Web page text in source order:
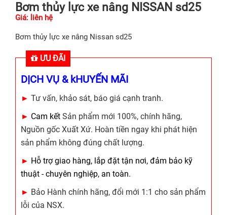
Bơm thủy lực xe nâng NISSAN sd25
Giá: liên hệ
Bơm thủy lực xe nâng Nissan sd25
ƯU ĐÃI
DỊCH VỤ & kHUYẾN MÃI
► Tư vấn, khảo sát, báo giá cạnh tranh.
► Cam kết Sản phẩm mới 100%, chính hãng,
Nguồn gốc Xuất Xứ. Hoàn tiền ngay khi phát hiện
sản phẩm không đúng chất lượng.
► Hỗ trợ giao hàng, lắp đặt tận nơi, đảm bảo kỹ
thuật - chuyên nghiệp, an toàn.
► Bảo Hành chính hãng, đổi mới 1:1 cho sản phẩm
lỗi của NSX.